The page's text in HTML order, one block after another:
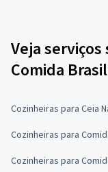
Veja
Comida
Cozinheiras para Ceia
Cozinheiras para
Cozinheiras para